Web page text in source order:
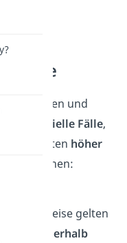
—
Fälle
von Briefen und
spezielle Fälle,
Portokosten höher
können:
Preise gelten
innerhalb